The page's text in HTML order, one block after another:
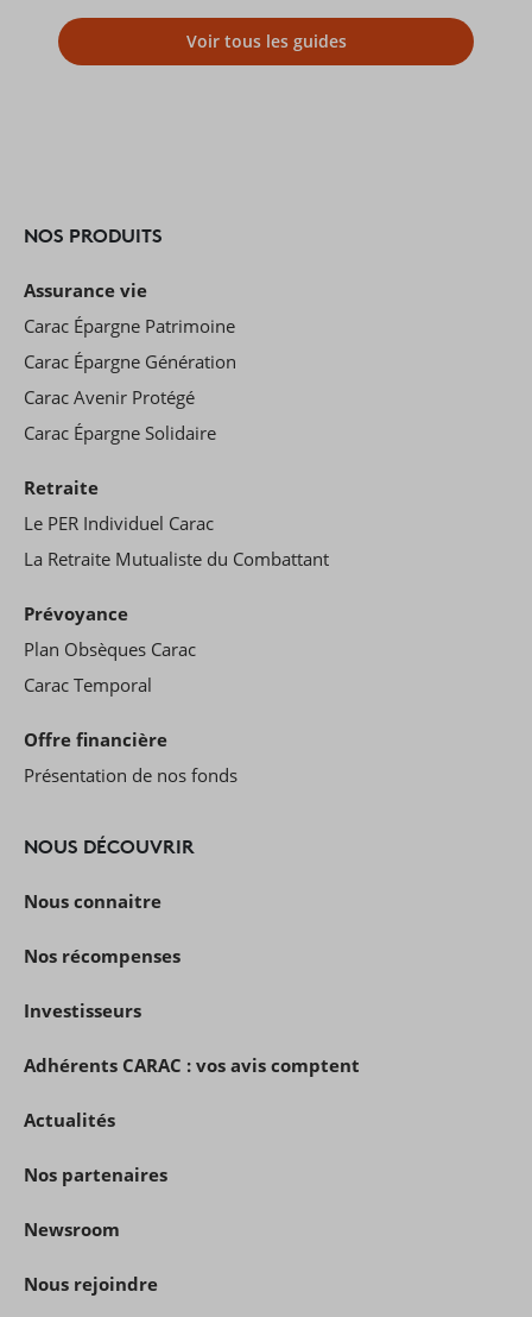
Voir tous les guides
NOS PRODUITS
Assurance vie
Carac Épargne Patrimoine
Carac Épargne Génération
Carac Avenir Protégé
Carac Épargne Solidaire
Retraite
Le PER Individuel Carac
La Retraite Mutualiste du Combattant
Prévoyance
Plan Obsèques Carac
Carac Temporal
Offre financière
Présentation de nos fonds
NOUS DÉCOUVRIR
Nous connaitre
Nos récompenses
Investisseurs
Adhérents CARAC : vos avis comptent
Actualités
Nos partenaires
Newsroom
Nous rejoindre